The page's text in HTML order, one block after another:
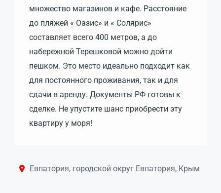
множество магазинов и кафе. Расстояние
до пляжей « Оазис» и « Солярис»
составляет всего 400 метров, а до
набережной Терешковой можно дойти
пешком. Это место идеально подходит как
для постоянного проживания, так и для
сдачи в аренду. Документы РФ готовы к
сделке. Не упустите шанс приобрести эту
квартиру у моря!
Евпатория, городской округ Евпатория, Крым